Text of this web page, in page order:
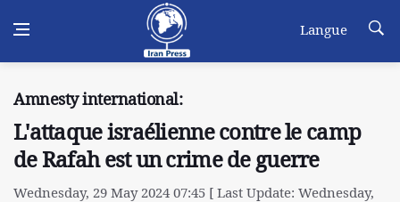
Langue
Amnesty international:
L'attaque israélienne contre le camp
de Rafah est un crime de guerre
Wednesday, 29 May 2024 07:45 [ Last Update: Wednesday,